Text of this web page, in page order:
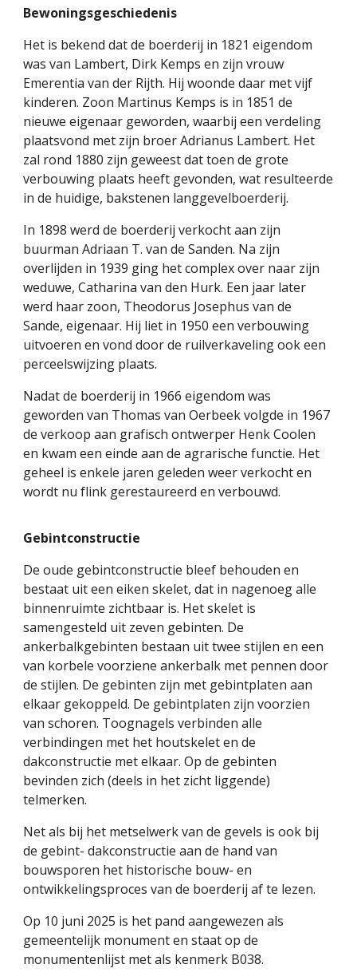
Bewoningsgeschiedenis
Het is bekend dat de boerderij in 1821 eigendom
was van Lambert, Dirk Kemps en zijn vrouw
Emerentia van der Rijth. Hij woonde daar met vijf
kinderen. Zoon Martinus Kemps is in 1851 de
nieuwe eigenaar geworden, waarbij een verdeling
plaatsvond met zijn broer Adrianus Lambert. Het
zal rond 1880 zijn geweest dat toen de grote
verbouwing plaats heeft gevonden, wat resulteerde
in de huidige, bakstenen langgevelboerderij.
In 1898 werd de boerderij verkocht aan zijn
buurman Adriaan T. van de Sanden. Na zijn
overlijden in 1939 ging het complex over naar zijn
weduwe, Catharina van den Hurk. Een jaar later
werd haar zoon, Theodorus Josephus van de
Sande, eigenaar. Hij liet in 1950 een verbouwing
uitvoeren en vond door de ruilverkaveling ook een
perceelswijzing plaats.
Nadat de boerderij in 1966 eigendom was
geworden van Thomas van Oerbeek volgde in 1967
de verkoop aan grafisch ontwerper Henk Coolen
en kwam een einde aan de agrarische functie. Het
geheel is enkele jaren geleden weer verkocht en
wordt nu flink gerestaureerd en verbouwd.
Gebintconstructie
De oude gebintconstructie bleef behouden en
bestaat uit een eiken skelet, dat in nagenoeg alle
binnenruimte zichtbaar is. Het skelet is
samengesteld uit zeven gebinten. De
ankerbalkgebinten bestaan uit twee stijlen en een
van korbele voorziene ankerbalk met pennen door
de stijlen. De gebinten zijn met gebintplaten aan
elkaar gekoppeld. De gebintplaten zijn voorzien
van schoren. Toognagels verbinden alle
verbindingen met het houtskelet en de
dakconstructie met elkaar. Op de gebinten
bevinden zich (deels in het zicht liggende)
telmerken.
Net als bij het metselwerk van de gevels is ook bij
de gebint- dakconstructie aan de hand van
bouwsporen het historische bouw- en
ontwikkelingsproces van de boerderij af te lezen.
Op 10 juni 2025 is het pand aangewezen als
gemeentelijk monument en staat op de
monumentenlijst met als kenmerk B038.